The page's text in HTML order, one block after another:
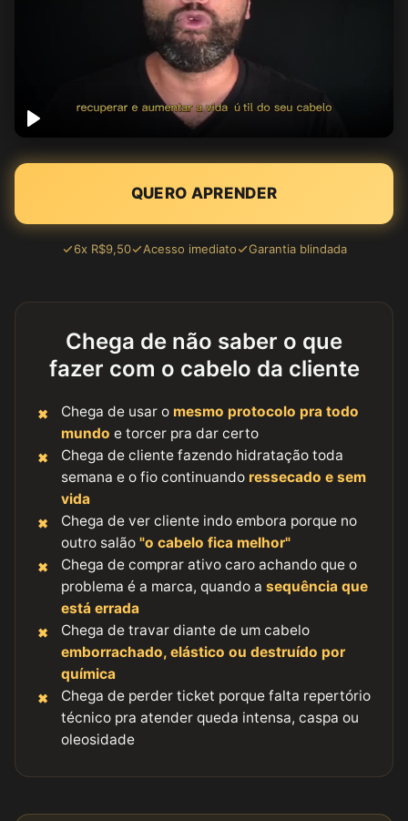
QUERO APRENDER
6x R$9,50 Acesso imediato Garantia blindada
Chega de não saber o que
fazer com o cabelo da cliente
Chega de usar o mesmo protocolo pra todo
mundo e torcer pra dar certo
Chega de cliente fazendo hidratação toda
semana e o fio continuando ressecado e sem
vida
Chega de ver cliente indo embora porque no
outro salão "o cabelo fica melhor"
Chega de comprar ativo caro achando que o
problema é a marca, quando a sequência que
está errada
Chega de travar diante de um cabelo
emborrachado, elástico ou destruído por
química
Chega de perder ticket porque falta repertório
técnico pra atender queda intensa, caspa ou
oleosidade